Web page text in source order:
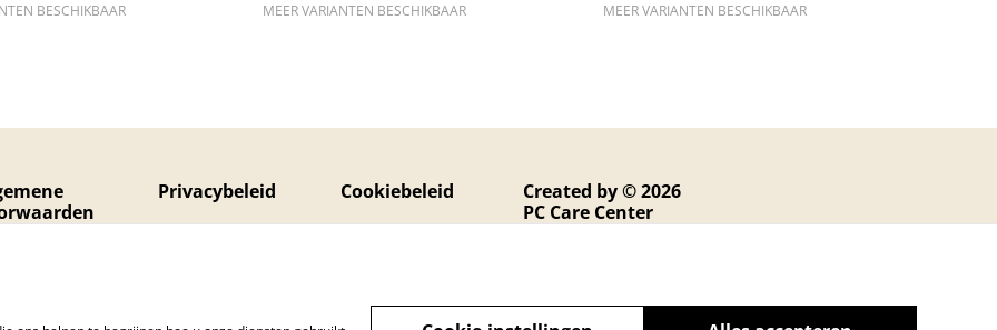
BESCHIKBAAR MEER VARIANTEN BESCHIKBAAR MEER VARIANTEN BESCHIKBAAR
Privacybeleid Cookiebeleid
Created by © 2026
PC Care Center